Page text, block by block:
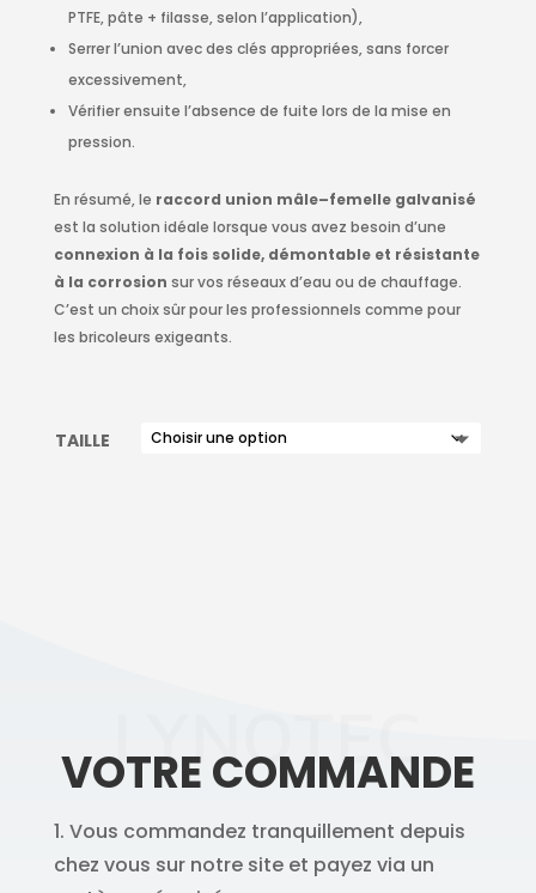
PTFE, pâte + filasse, selon l’application),
Serrer l’union avec des clés appropriées, sans forcer
excessivement,
Vérifier ensuite l’absence de fuite lors de la mise en
pression.
En résumé, le raccord union mâle–femelle galvanisé
est la solution idéale lorsque vous avez besoin d’une
connexion à la fois solide, démontable et résistante
à la corrosion sur vos réseaux d’eau ou de chauffage.
C’est un choix sûr pour les professionnels comme pour
les bricoleurs exigeants.
TAILLE
LYNOTEC
VOTRE COMMANDE
1. Vous commandez tranquillement depuis
chez vous sur notre site et payez via un